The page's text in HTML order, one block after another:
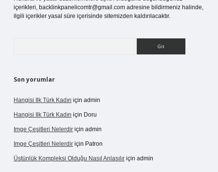
içerikleri, backlinkpanelicomtr@gmail.com adresine bildirmeniz halinde,
ilgili içerikler yasal süre içerisinde sitemizden kaldırılacaktır.
Son yorumlar
Hangisi Ilk Türk Kadın için admin
Hangisi Ilk Türk Kadın için Doru
Imge Çeşitleri Nelerdir için admin
Imge Çeşitleri Nelerdir için Patron
Üstünlük Kompleksi Olduğu Nasıl Anlaşılır için admin